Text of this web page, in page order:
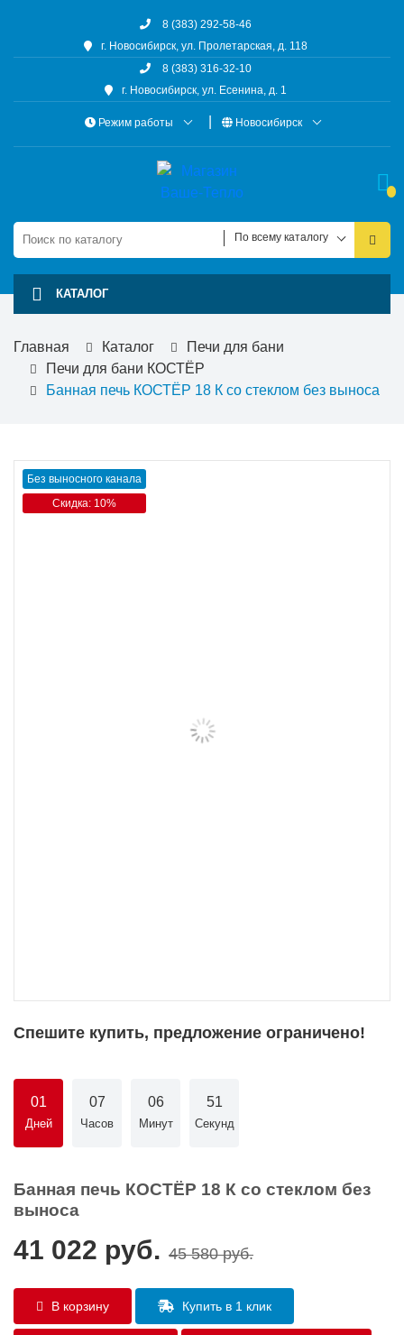
8 (383) 292-58-46
г. Новосибирск, ул. Пролетарская, д. 118
8 (383) 316-32-10
г. Новосибирск, ул. Есенина, д. 1
Режим работы Новосибирск
По всему каталогу
КАТАЛОГ
Главная Каталог
Печи для бани
Печи для бани КОСТЁР
Банная печь КОСТЁР 18 К со стеклом без выноса
Без выносного канала
Скидка: 10%
Спешите купить, предложение ограничено!
01
Дней
07
Часов
06
Минут
50
Секунд
Банная печь КОСТЁР 18 К со стеклом без
выноса
41 022 руб. 45 580 руб.
В корзину Купить в 1 клик